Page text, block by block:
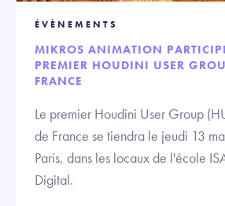
ÉVÈNEMENTS
MIKROS ANIMATION
PREMIER HOUDINI USER
FRANCE
Le premier Houdini User Group
de France se tiendra le jeudi 13
Paris, dans les locaux de l'école
Digital.